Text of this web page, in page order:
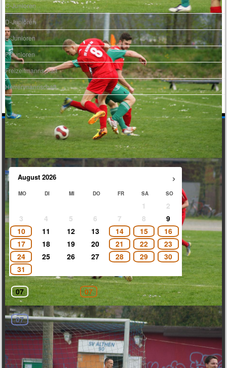
C-Junioren
D-Junioren
E-Junioren
F-Junioren
Freizeitmannschaft
Herrenmannschaft
VEREINSRAUM MIETEN 150€/TAG
›
August 2026
MO DI MI DO FR SA SO
1
2
3
4 5 6 7 8
9
10
11 12 13 14 15
16
17
18 19 20 21 22
23
24
25 26 27 28 29
30
31
07 - Verfügbar 07 - Gebucht
07 - Vorgemerkt
Vorname*